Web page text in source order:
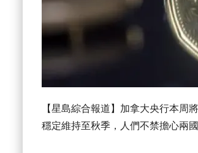
【星島綜合報道】加拿大央行本周
穩定維持至秋季，人們不禁擔心兩